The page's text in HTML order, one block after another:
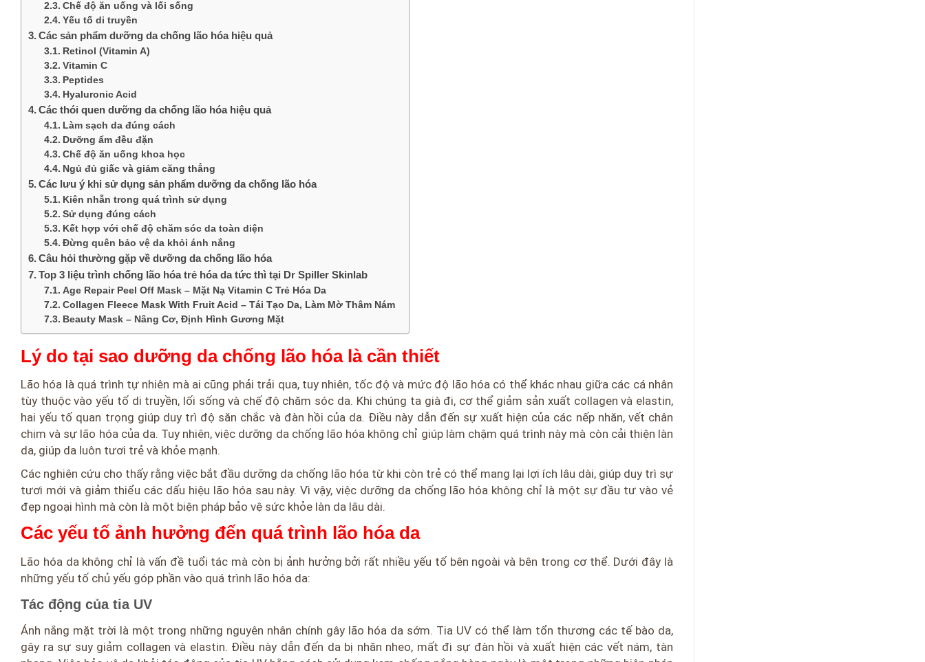
Chế độ ăn uống và lối sống
Yếu tố di truyền
Các sản phẩm dưỡng da chống lão hóa hiệu quả
Retinol (Vitamin A)
Vitamin C
Peptides
Hyaluronic Acid
Các thói quen dưỡng da chống lão hóa hiệu quả
Làm sạch da đúng cách
Dưỡng ẩm đều đặn
Chế độ ăn uống khoa học
Ngủ đủ giấc và giảm căng thẳng
Các lưu ý khi sử dụng sản phẩm dưỡng da chống lão hóa
Kiên nhẫn trong quá trình sử dụng
Sử dụng đúng cách
Kết hợp với chế độ chăm sóc da toàn diện
Đừng quên bảo vệ da khỏi ánh nắng
Câu hỏi thường gặp về dưỡng da chống lão hóa
Top 3 liệu trình chống lão hóa trẻ hóa da tức thì tại Dr Spiller Skinlab
Age Repair Peel Off Mask – Mặt Nạ Vitamin C Trẻ Hóa Da
Collagen Fleece Mask With Fruit Acid – Tái Tạo Da, Làm Mờ Thâm Nám
Beauty Mask – Nâng Cơ, Định Hình Gương Mặt
Lý do tại sao dưỡng da chống lão hóa là cần thiết
Lão hóa là quá trình tự nhiên mà ai cũng phải trải qua, tuy nhiên, tốc độ và mức độ lão hóa có thể khác nhau giữa các cá nhân
tùy thuộc vào yếu tố di truyền, lối sống và chế độ chăm sóc da. Khi chúng ta già đi, cơ thể giảm sản xuất collagen và elastin,
hai yếu tố quan trọng giúp duy trì độ săn chắc và đàn hồi của da. Điều này dẫn đến sự xuất hiện của các nếp nhăn, vết chân
chim và sự lão hóa của da. Tuy nhiên, việc dưỡng da chống lão hóa không chỉ giúp làm chậm quá trình này mà còn cải thiện làn
da, giúp da luôn tươi trẻ và khỏe mạnh.
Các nghiên cứu cho thấy rằng việc bắt đầu dưỡng da chống lão hóa từ khi còn trẻ có thể mang lại lợi ích lâu dài, giúp duy trì sự
tươi mới và giảm thiểu các dấu hiệu lão hóa sau này. Vì vậy, việc dưỡng da chống lão hóa không chỉ là một sự đầu tư vào vẻ
đẹp ngoại hình mà còn là một biện pháp bảo vệ sức khỏe làn da lâu dài.
Các yếu tố ảnh hưởng đến quá trình lão hóa da
Lão hóa da không chỉ là vấn đề tuổi tác mà còn bị ảnh hưởng bởi rất nhiều yếu tố bên ngoài và bên trong cơ thể. Dưới đây là
những yếu tố chủ yếu góp phần vào quá trình lão hóa da:
Tác động của tia UV
Ánh nắng mặt trời là một trong những nguyên nhân chính gây lão hóa da sớm. Tia UV có thể làm tổn thương các tế bào da,
gây ra sự suy giảm collagen và elastin. Điều này dẫn đến da bị nhăn nheo, mất đi sự đàn hồi và xuất hiện các vết nám, tàn